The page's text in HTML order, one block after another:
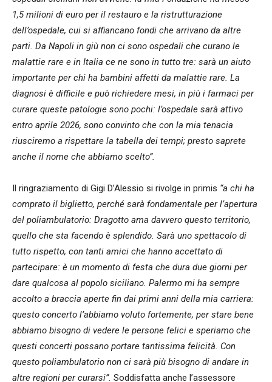
1,5 milioni di euro per il restauro e la ristrutturazione
dell’ospedale, cui si affiancano fondi che arrivano da altre
parti. Da Napoli in giù non ci sono ospedali che curano le
malattie rare e in Italia ce ne sono in tutto tre: sarà un aiuto
importante per chi ha bambini affetti da malattie rare. La
diagnosi è difficile e può richiedere mesi, in più i farmaci per
curare queste patologie sono pochi: l’ospedale sarà attivo
entro aprile 2026, sono convinto che con la mia tenacia
riusciremo a rispettare la tabella dei tempi; presto saprete
anche il nome che abbiamo scelto”.
Il ringraziamento di Gigi D’Alessio si rivolge in primis “a chi ha
comprato il biglietto, perché sarà fondamentale per l’apertura
del poliambulatorio: Dragotto ama davvero questo territorio,
quello che sta facendo è splendido. Sarà uno spettacolo di
tutto rispetto, con tanti amici che hanno accettato di
partecipare: è un momento di festa che dura due giorni per
dare qualcosa al popolo siciliano. Palermo mi ha sempre
accolto a braccia aperte fin dai primi anni della mia carriera:
questo concerto l’abbiamo voluto fortemente, per stare bene
abbiamo bisogno di vedere le persone felici e speriamo che
questi concerti possano portare tantissima felicità. Con
questo poliambulatorio non ci sarà più bisogno di andare in
altre regioni per curarsi”. Soddisfatta anche l’assessore